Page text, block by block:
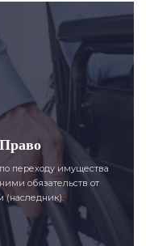
переходу имущества
обязательств от
(наследник).